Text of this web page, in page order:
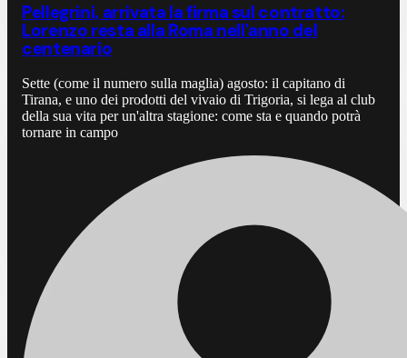
Pellegrini, arrivata la firma sul contratto:
Lorenzo resta alla Roma nell'anno del
centenario
Sette (come il numero sulla maglia) agosto: il capitano di
Tirana, e uno dei prodotti del vivaio di Trigoria, si lega al club
della sua vita per un'altra stagione: come sta e quando potrà
tornare in campo